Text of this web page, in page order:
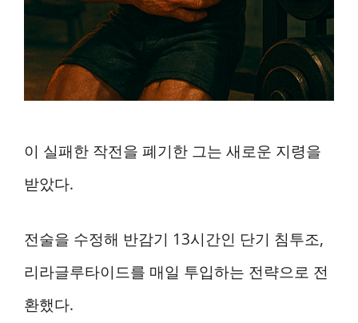
이 실패한 작전을 폐기한 그는 새로운 지령을
받았다.
전술을 수정해 반감기 13시간인 단기 침투조,
리라글루타이드를 매일 투입하는 전략으로 전
환했다.